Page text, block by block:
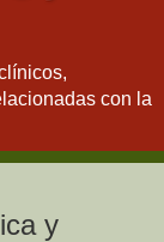
con la
y